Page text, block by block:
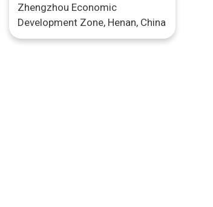
Zhengzhou Economic
Development Zone, Henan, China